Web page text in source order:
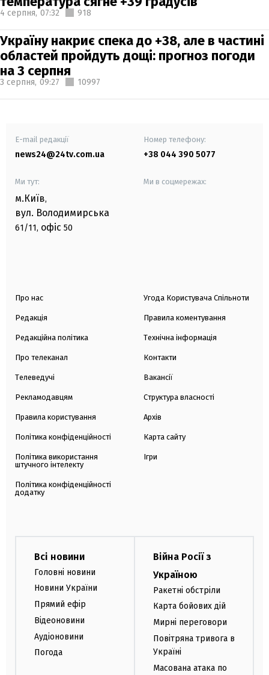
4 серпня, 07:32 918
Україну накриє спека до +38, але в частині
областей пройдуть дощі: прогноз погоди
на 3 серпня
3 серпня, 09:27 10997
E-mail редакції
news24@24tv.com.ua
Номер телефону:
+38 044 390 5077
Ми тут:
м.Київ,
вул. Володимирська
61/11, офіс 50
Ми в соцмережах:
Про нас
Редакція
Редакційна політика
Про телеканал
Телеведучі
Рекламодавцям
Правила користування
Політика конфіденційності
Політика використання
штучного інтелекту
Політика конфіденційності
додатку
Угода Користувача Спільноти
Правила коментування
Технічна інформація
Контакти
Вакансії
Структура власності
Архів
Карта сайту
Ігри
Всі новини
Головні новини
Новини України
Прямий ефір
Відеоновини
Аудіоновини
Погода
Війна Росії з
Україною
Ракетні обстріли
Карта бойових дій
Мирні переговори
Повітряна тривога в
Україні
Масована атака по